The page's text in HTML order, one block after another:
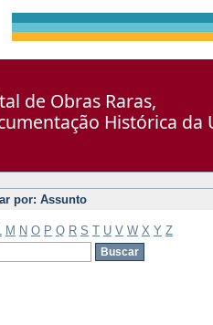
de Obras Raras,
Histórica da
por: Assunto
M N O P Q R S T U V W X Y Z